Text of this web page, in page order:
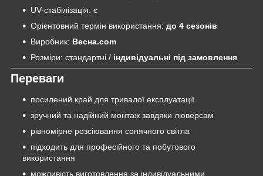
UV-стабілізація: є
Орієнтовний термін використання: до 4 сезонів
Виробник: Весна.com
Розміри: стандартні / індивідуальні під замовлення
Переваги
посилений край для тривалої експлуатації
зручний та надійний монтаж завдяки люверсам
рівномірне розсіювання сонячного світла
підходить для професійного та побутового
використання
можливість виготовлення за індивідуальними